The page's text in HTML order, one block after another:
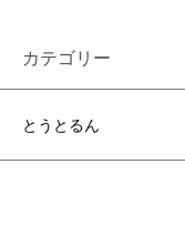
カテゴリー
とうとるん